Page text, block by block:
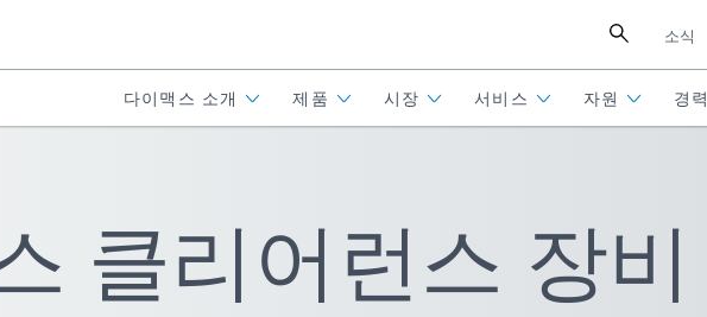
소식
다이맥스 소개 제품 시장 서비스 자원 경력
클리어런스 장비